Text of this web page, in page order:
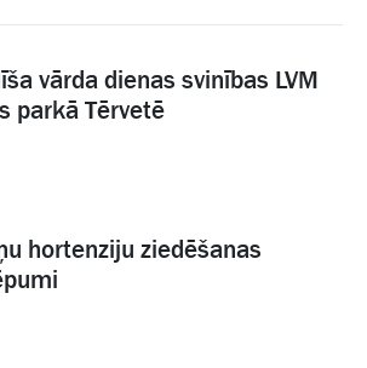
vārda dienas svinības LVM
parkā Tērvetē
hortenziju ziedēšanas